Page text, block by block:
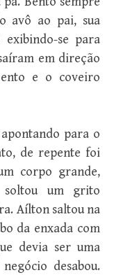
avô ao pai, sua
se para
em direção
e o coveiro
para o
de repente foi
corpo grande,
soltou um grito
Aílton saltou na
da enxada com
devia ser uma
desabou.